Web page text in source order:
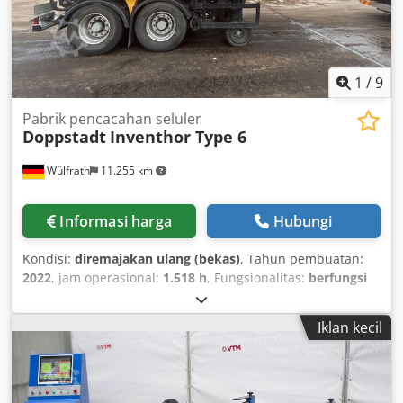
1 /9
Wülfrath 11.255 km
Pabrik pencacahan seluler
Doppstadt Inventhor Type 6
Informasi harga Hubungi
Kondisi: diremajakan ulang (bekas), Tahun pembuatan:
2022, jam operasional: 1.518 h, Fungsionalitas: berfungsi
260 kW (353,50 hp)
perombakan terakhir:2026, Paket dasar Inventhor 6:
Sistem Pengindraan Beban Tangki bahan bakar 500 liter
Sabuk longitudinal: Panjang sabuk 2.900 mm, Lebar sabuk
800 mm Pelumas yang dipasang di tengah Sistem kontrol
listrik 24V – pompa listrik tambahan untuk
Iklan kecil